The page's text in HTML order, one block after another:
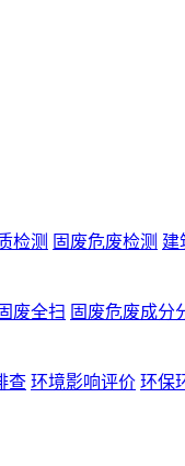
检测 固废危废检测 建
固废全扫 固废危废成分
查 环境影响评价 环保